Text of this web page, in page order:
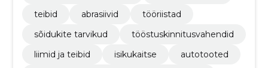
teibid
abrasiivid
tööriistad
sõidukite tarvikud
tööstuskinnitusvahendid
liimid ja teibid
isikukaitse
autotooted